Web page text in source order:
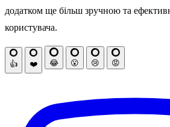
додатком ще більш зручною та
користувача.
👍 ❤️ 😂 😮 😢 😡